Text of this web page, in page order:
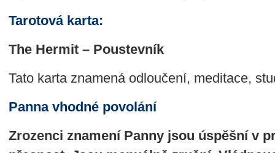
Tarotová karta:
The Hermit – Poustevník
Tato karta znamená odloučení, meditace,
Panna vhodné povolání
Zrozenci znamení Panny jsou úspěšní v